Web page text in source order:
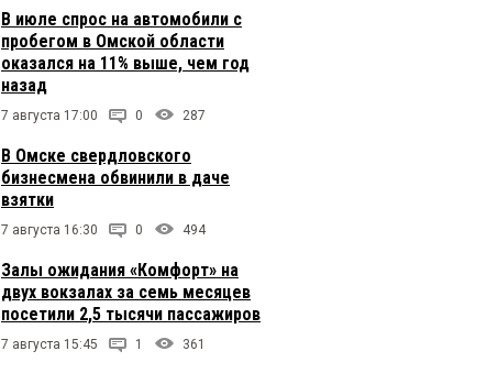
В июле спрос на автомобили с
пробегом в Омской области
оказался на 11% выше, чем год
назад
7 августа 17:00 0 287
В Омске свердловского
бизнесмена обвинили в даче
взятки
7 августа 16:30 0 494
Залы ожидания «Комфорт» на
двух вокзалах за семь месяцев
посетили 2,5 тысячи пассажиров
7 августа 15:45 1 361